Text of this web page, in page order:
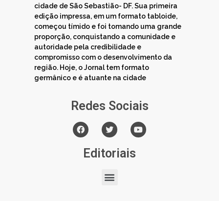
cidade de São Sebastião- DF. Sua primeira
edição impressa, em um formato tabloide,
começou tímido e foi tomando uma grande
proporção, conquistando a comunidade e
autoridade pela credibilidade e
compromisso com o desenvolvimento da
região. Hoje, o Jornal tem formato
germânico e é atuante na cidade
Redes Sociais
Editoriais